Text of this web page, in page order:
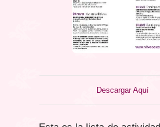
Descargar Aquí